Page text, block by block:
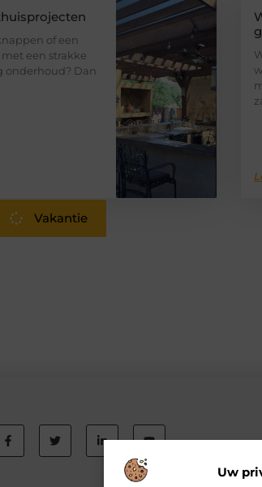
Uw
of een
een strakke
onderhoud? Dan
Vakantie